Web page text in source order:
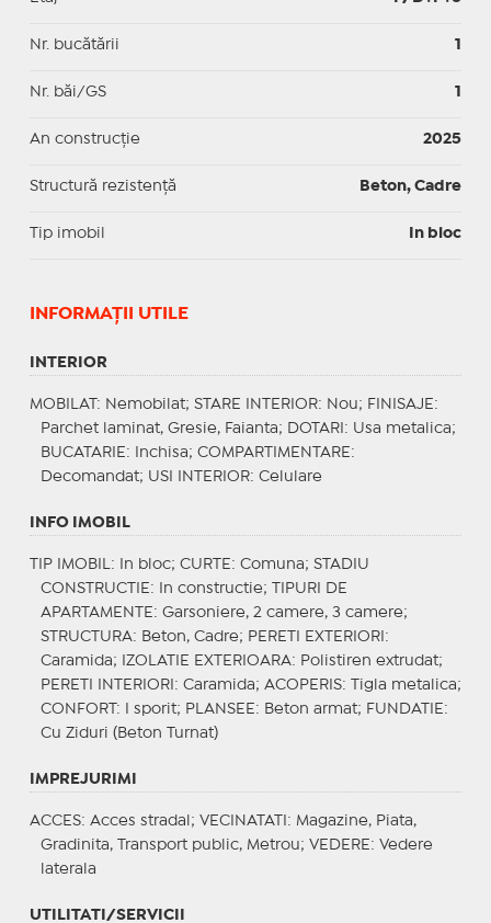
Nr. bucătării 1
Nr. băi/GS 1
An construcție 2025
Structură rezistență Beton, Cadre
Tip imobil In bloc
INFORMAŢII UTILE
INTERIOR
MOBILAT : Nemobilat; STARE INTERIOR: Nou; FINISAJE :
Parchet laminat, Gresie, Faianta;
DOTARI : Usa metalica;
BUCATARIE : Inchisa; COMPARTIMENTARE :
Decomandat; USI INTERIOR: Celulare
INFO IMOBIL
TIP IMOBIL : In bloc; CURTE : Comuna; STADIU
CONSTRUCTIE : In constructie;
TIPURI DE
APARTAMENTE : Garsoniere, 2 camere, 3 camere;
STRUCTURA: Beton, Cadre; PERETI EXTERIORI :
Caramida;
IZOLATIE EXTERIOARA: Polistiren extrudat;
PERETI INTERIORI : Caramida; ACOPERIS: Tigla metalica;
CONFORT : I sporit; PLANSEE : Beton armat; FUNDATIE :
Cu Ziduri (Beton Turnat)
IMPREJURIMI
ACCES: Acces stradal; VECINATATI : Magazine, Piata,
Gradinita, Transport public, Metrou; VEDERE : Vedere
laterala
UTILITATI/SERVICII